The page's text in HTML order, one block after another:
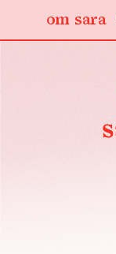
om sara